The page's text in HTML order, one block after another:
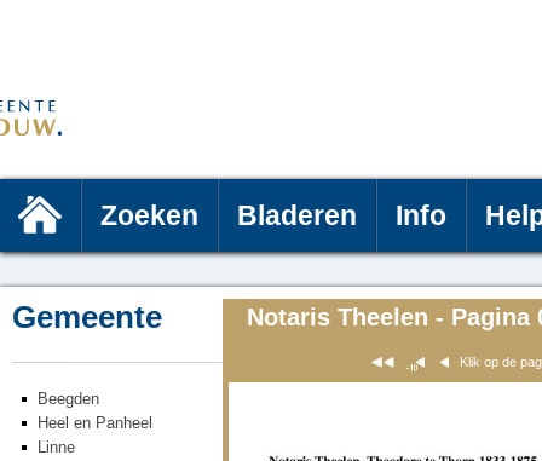
Zoeken Bladeren Info
Gemeente
Beegden
Heel en Panheel
Linne
Notaris Theelen - Pagina
Klik op de